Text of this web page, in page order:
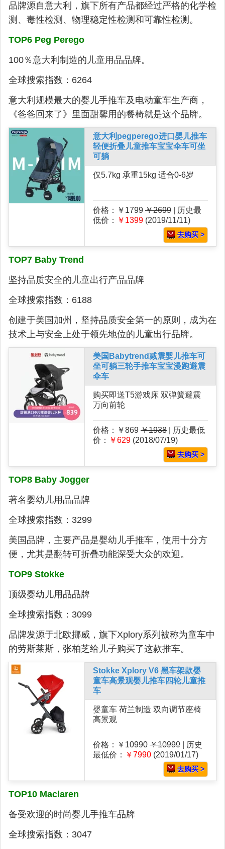
品牌源自意大利，旗下所有产品都经过严格的化学检
测、毒性检测、物理稳定性检测和可靠性检测。
TOP6 Peg Perego
100％意大利制造的儿童用品品牌。
全球搜索指数：6264
意大利规模最大的婴儿手推车及电动童车生产商，
《爸爸回来了》里面甜馨用的餐椅就是这个品牌。
意大利pegperego进口婴儿推车
轻便折叠儿童推车宝宝伞车可坐
可躺
仅5.7kg 承重15kg 适合0-6岁
价格：￥1799 ￥2699 | 历史最
低价：
￥1399 (2019/11/11)
去购买 >
TOP7 Baby Trend
坚持品质安全的儿童出行产品品牌
全球搜索指数：6188
创建于美国加州，坚持品质安全第一的原则，成为在
技术上与安全上处于领先地位的儿童出行品牌。
美国Babytrend减震婴儿推车可
坐可躺三轮手推车宝宝漫跑避震
伞车
购买即送T5游戏床 双弹簧避震
万向前轮
价格：￥869 ￥1938 | 历史最低
价：
￥629 (2018/07/19)
去购买 >
TOP8 Baby Jogger
著名婴幼儿用品品牌
全球搜索指数：3299
美国品牌，主要产品是婴幼儿手推车，使用十分方
便，尤其是翻转可折叠功能深受大众的欢迎。
TOP9 Stokke
顶级婴幼儿用品品牌
全球搜索指数：3099
品牌发源于北欧挪威，旗下Xplory系列被称为童车中
的劳斯莱斯，张柏芝给儿子购买了这款推车。
Stokke Xplory V6 黑车架款婴
童车高景观婴儿推车四轮儿童推
车
婴童车 荷兰制造 双向调节座椅
高景观
价格：￥10990 ￥10990 | 历史
最低价：
￥7990 (2019/01/17)
去购买 >
TOP10 Maclaren
备受欢迎的时尚婴儿手推车品牌
全球搜索指数：3047